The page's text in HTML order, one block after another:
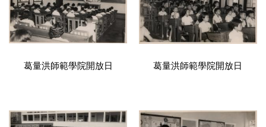
葛量洪師範學院開放日 葛量洪師範學院開放日